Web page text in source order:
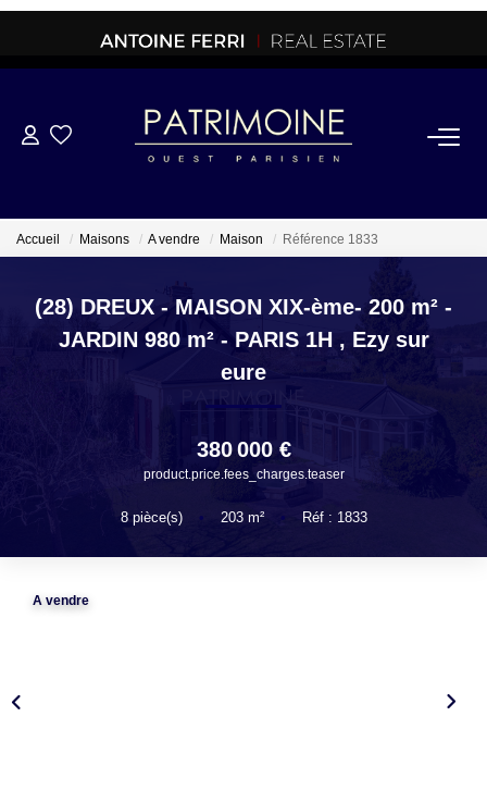
ACHETER
OFF MARKET
NORMANDIE/LA BAULE
NOTRE AGENCE
Accueil Maisons A vendre Maison Référence 1833
(28) DREUX - MAISON XIX-ème- 200 m² -
JARDIN 980 m² - PARIS 1H , Ezy sur
eure
380 000 €
product.price.fees_charges.teaser
8pièce(s) 203m² Réf : 1833
A vendre